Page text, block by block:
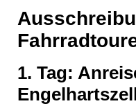
1. Tag: